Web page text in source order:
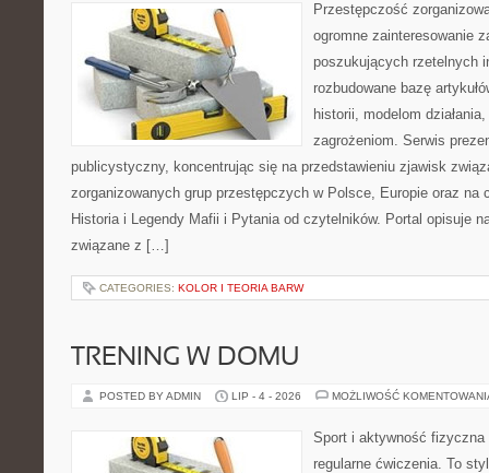
Przestępczość
ogromne zainteresowanie
poszukujących rzetelnych
rozbudowane bazę
historii, modelom
zagrożeniom. Serwis
publicystyczny, koncentrując się na przedstawieniu zjawisk
zorganizowanych grup przestępczych w Polsce, Europie oraz na
Historia i Legendy Mafii i Pytania od czytelników. Portal opisuje
związane z […]
CATEGORIES: KOLOR I TEORIA BARW
TRENING W DOMU
POSTED BY ADMIN LIP - 4 - 2026 MOŻLIWOŚĆ
Sport i aktywność
regularne ćwiczenia. To